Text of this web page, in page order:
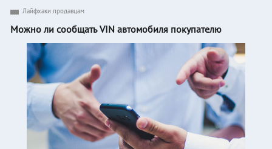
Лайфхаки продавцам
Можно ли сообщать VIN автомобиля покупателю